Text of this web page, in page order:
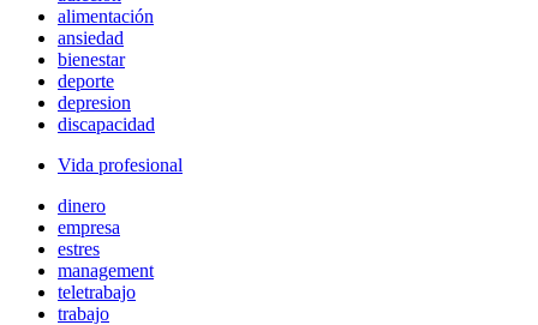
alimentación
ansiedad
bienestar
deporte
depresion
discapacidad
Vida profesional
dinero
empresa
estres
management
teletrabajo
trabajo